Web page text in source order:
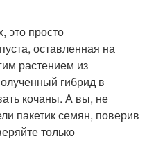
это просто
оставленная на
растением из
гибрид в
кочаны. А вы, не
пакетик семян, поверив
только